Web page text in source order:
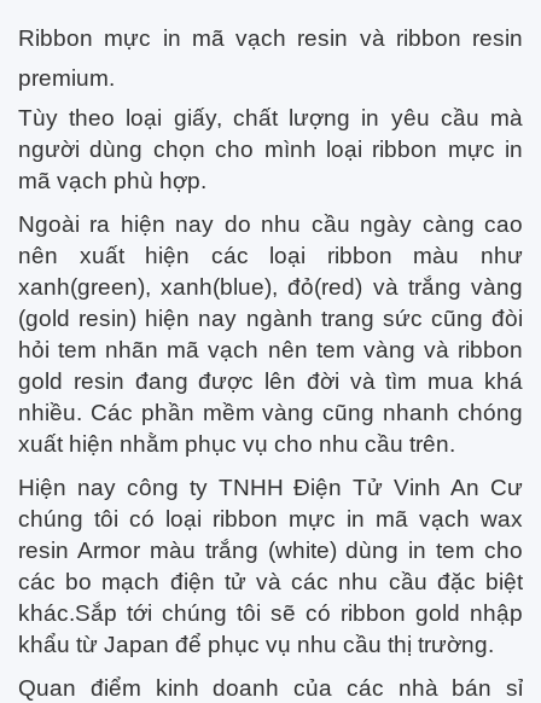
Ribbon mực in mã vạch resin và ribbon resin
premium.
Tùy theo loại giấy, chất lượng in yêu cầu mà
người dùng chọn cho mình loại ribbon mực in
mã vạch phù hợp.
Ngoài ra hiện nay do nhu cầu ngày càng cao
nên xuất hiện các loại ribbon màu như
xanh(green), xanh(blue), đỏ(red) và trắng vàng
(gold resin) hiện nay ngành trang sức cũng đòi
hỏi tem nhãn mã vạch nên tem vàng và ribbon
gold resin đang được lên đời và tìm mua khá
nhiều. Các phần mềm vàng cũng nhanh chóng
xuất hiện nhằm phục vụ cho nhu cầu trên.
Hiện nay công ty TNHH Điện Tử Vinh An Cư
chúng tôi có loại ribbon mực in mã vạch wax
resin Armor màu trắng (white) dùng in tem cho
các bo mạch điện tử và các nhu cầu đặc biệt
khác.Sắp tới chúng tôi sẽ có ribbon gold nhập
khẩu từ Japan để phục vụ nhu cầu thị trường.
Quan điểm kinh doanh của các nhà bán sỉ